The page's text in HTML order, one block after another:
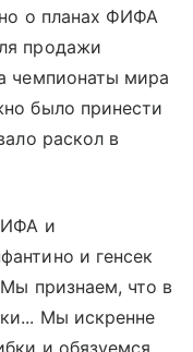
о планах ФИФА
продажи
чемпионаты мира
было принести
раскол в
и
и генсек
признаем, что в
Мы искренне